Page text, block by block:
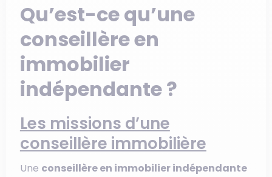
Qu’est-ce qu’une
conseillère en
immobilier
indépendante ?
Les missions d’une
conseillère immobilière
Une conseillère en immobilier indépendante